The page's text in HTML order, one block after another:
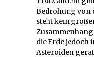
Bedrohung von
steht kein
die Erde jedoch
Asteroiden